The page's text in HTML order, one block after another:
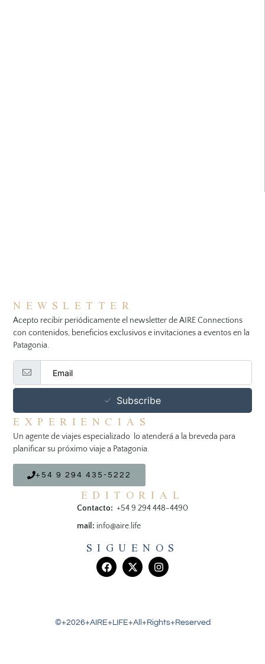
NEWSLETTER
Acepto recibir periódicamente el newsletter de AIRE Connections
con contenidos, beneficios exclusivos e invitaciones a eventos en la
Patagonia.
Subscribe
EXPERIENCIAS
Un agente de viajes especializado lo atenderá a la breveda para
planificar su próximo viaje a Patagonia.
+54 9 294 435-5222
EDITORIAL
Contacto: +54 9 294 448-4490
mail: info@aire.life
SIGUENOS
©+2026+AIRE+LIFE+All+Rights+Reserved